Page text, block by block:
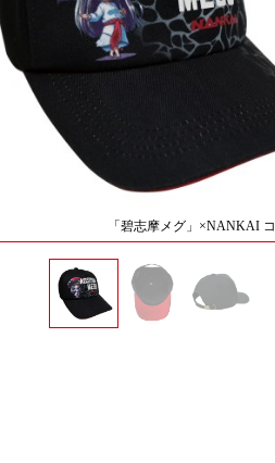
「碧志摩メグ」×NANKAI